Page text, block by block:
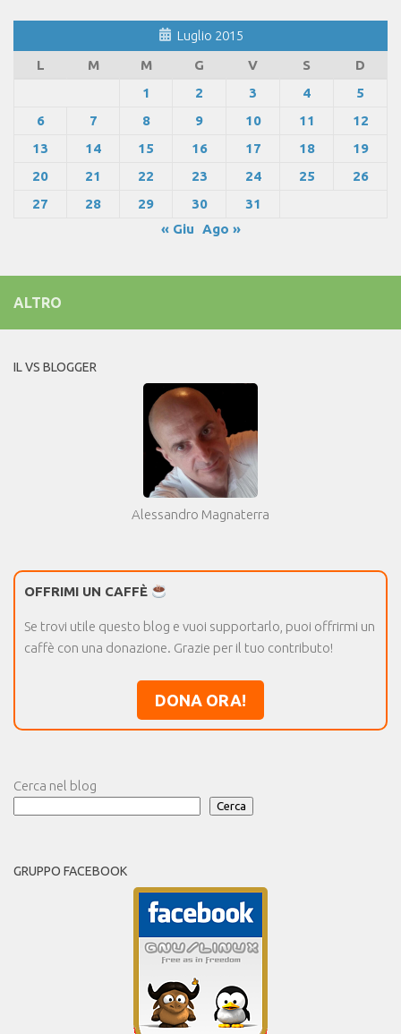
Luglio 2015
L
M M G V S
D
1
2 3 4
5
6
7 8 9 10 11
12
13
14 15 16 17 18
19
20
21 22 23 24 25
26
27
28 29 30
31
« Giu Ago »
ALTRO
IL VS BLOGGER
Alessandro Magnaterra
OFFRIMI UN CAFFÈ
Se trovi utile questo blog e vuoi supportarlo, puoi offrirmi un
caffè con una donazione. Grazie per il tuo contributo!
DONA ORA!
Cerca nel blog
Cerca
GRUPPO FACEBOOK